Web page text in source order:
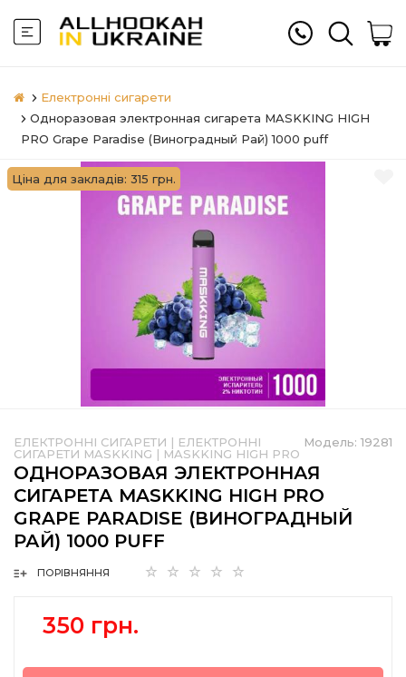
Електронні сигарети
Одноразовая электронная сигарета MASKKING HIGH
PRO Grape Paradise (Виноградный Рай) 1000 puff
Ціна для закладів: 315 грн.
Модель: 19281
ЕЛЕКТРОННІ СИГАРЕТИ | ЕЛЕКТРОННІ
СИГАРЕТИ MASKKING | MASKKING HIGH PRO
ОДНОРАЗОВАЯ ЭЛЕКТРОННАЯ
СИГАРЕТА MASKKING HIGH PRO
GRAPE PARADISE (ВИНОГРАДНЫЙ
РАЙ) 1000 PUFF
ПОРІВНЯННЯ
350 грн.